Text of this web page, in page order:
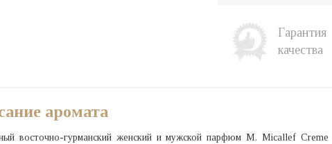
Гарантия
качества
аромата
восточно-гурманский женский и мужской парфюм M. Micallef